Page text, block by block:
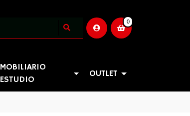
0
MOBILIARIO
ESTUDIO
OUTLET